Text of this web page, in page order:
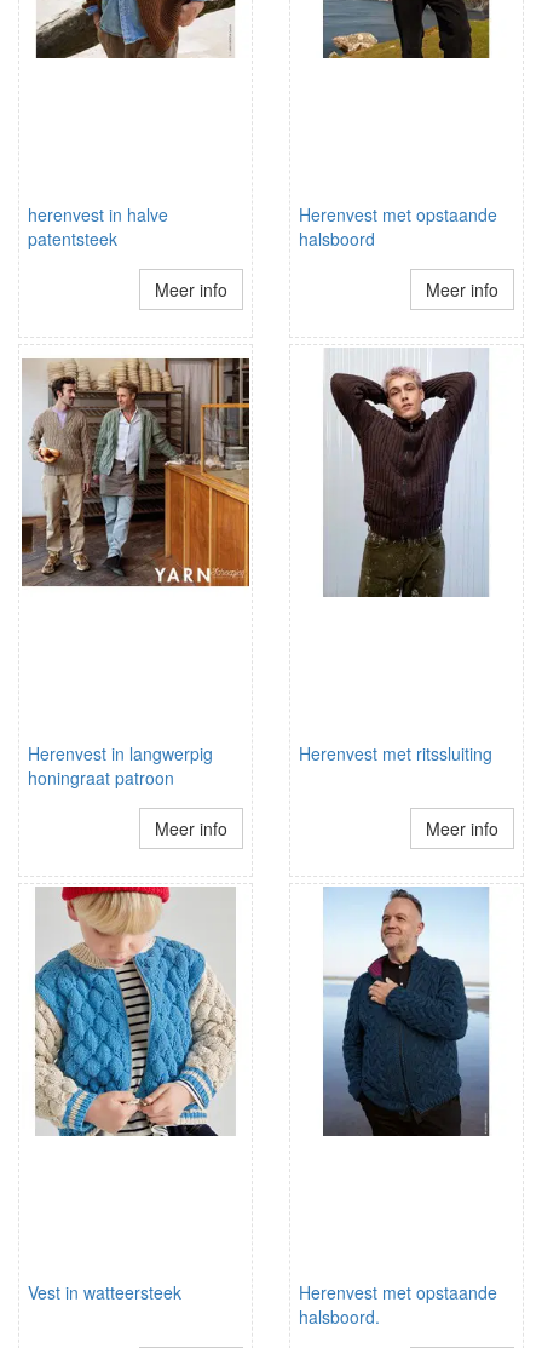
herenvest in halve
patentsteek
Meer info
Herenvest met opstaande
halsboord
Meer info
Herenvest in langwerpig
honingraat patroon
Meer info
Herenvest met ritssluiting
Meer info
Vest in watteersteek
Herenvest met opstaande
halsboord.